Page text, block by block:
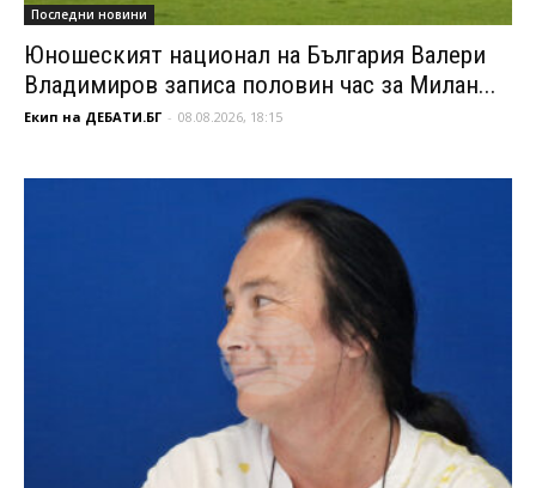
Последни новини
Юношеският национал на България Валери
Владимиров записа половин час за Милан...
Екип на ДЕБАТИ.БГ - 08.08.2026, 18:15